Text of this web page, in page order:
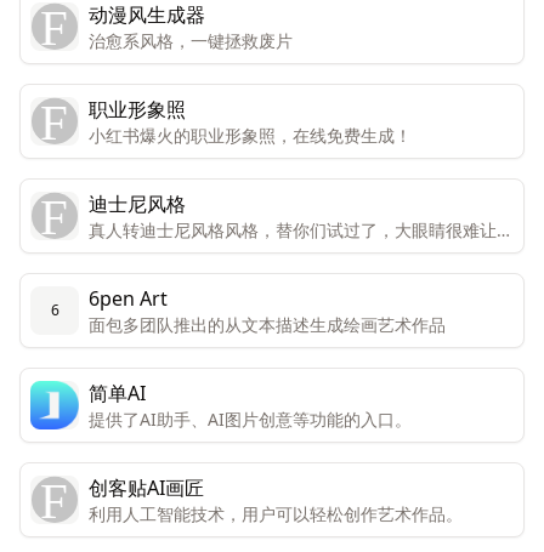
动漫风生成器
治愈系风格，一键拯救废片
职业形象照
小红书爆火的职业形象照，在线免费生成！
迪士尼风格
真人转迪士尼风格风格，替你们试过了，大眼睛很难让人
不喜欢。
6 6pen Art
面包多团队推出的从文本描述生成绘画艺术作品
简单AI
提供了AI助手、AI图片创意等功能的入口。
创客贴AI画匠
利用人工智能技术，用户可以轻松创作艺术作品。